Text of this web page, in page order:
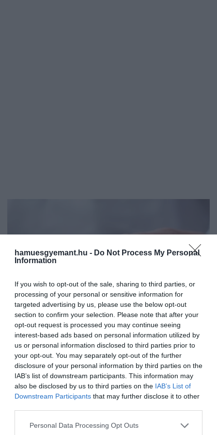
hamuesgyemant.hu - Do Not Process My Personal
Information
If you wish to opt-out of the sale, sharing to third parties, or
processing of your personal or sensitive information for
targeted advertising by us, please use the below opt-out
section to confirm your selection. Please note that after your
opt-out request is processed you may continue seeing
interest-based ads based on personal information utilized by
us or personal information disclosed to third parties prior to
your opt-out. You may separately opt-out of the further
disclosure of your personal information by third parties on the
IAB’s list of downstream participants. This information may
also be disclosed by us to third parties on the IAB’s List of
Downstream Participants that may further disclose it to other
Please note that this website/app uses one or more Google
Personal Data Processing Opt Outs
Egyre több európai légitársaság
járataik fedélzetén. Mostantól a Lufthansa-
2026. JANUÁR 19. ● TÓTH EMMA
Újabb európai légitársaságok
tiltották be a powerbankek…